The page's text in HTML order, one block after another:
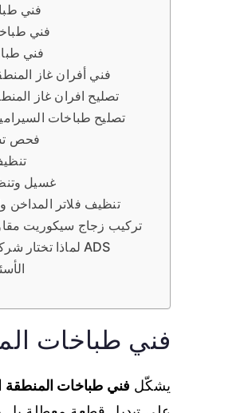
فني
فني
فني
فني أفران غاز
تصليح افران غاز
تصليح طباخات
فحص
غسيل
تنظيف فلاتر المداخن
تركيب زجاج سيكوريت
لماذا تختار شركة طباخات ADS
فني طباخات
يشكّل فني طباخات المنطقة